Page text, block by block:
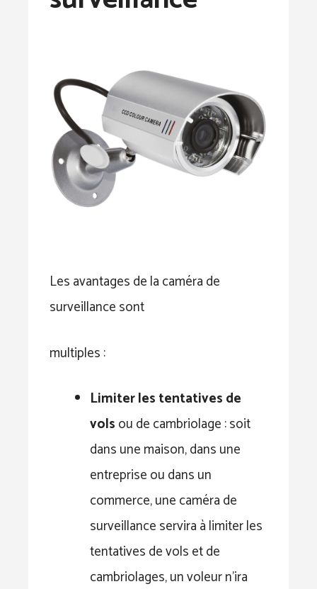
Les avantages de la caméra de
surveillance sont
multiples :
Limiter les tentatives de
volsou de cambriolage : soit
dans une maison, dans une
entreprise ou dans un
commerce, une caméra de
surveillance servira à limiter les
tentatives de vols et de
cambriolages, un voleur n’ira